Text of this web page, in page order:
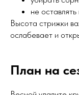
не
Высота стрижки
ослабевает и
План на